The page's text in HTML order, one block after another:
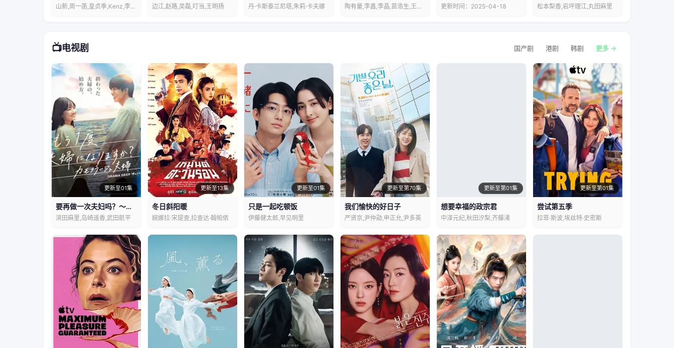
山新,周一菡,皇贞季,Kenz,李佳怡 边江,赵路,吴磊,叮当,王明扬 丹·卡斯泰兰尼塔,朱莉·卡夫娜 陶有量,李鑫,李晶,苗浩生,王春瑞 更新时间：2025-04-18 松本梨香,岩坪理江,丸田麻里
📺电视剧 国产剧 港剧 韩剧 更多 →
更新至01集
要再做一次夫妇吗？～伪装夫妇～
滨田麻里,岛崎遥香,武田航平
更新至13集
冬日斜阳暖
婉娜拉·宋提查,拉查达·翰帕侬
更新至01集
只是一起吃顿饭
伊藤健太郎,早见明里
更新至第70集
我们愉快的好日子
严贤京,尹仲勋,申正允,尹多英
更新至第01集
想要幸福的政宗君
中泽元纪,秋田汐梨,齐藤渚
更新至第01集
尝试第五季
拉菲·斯波,埃丝特·史密斯